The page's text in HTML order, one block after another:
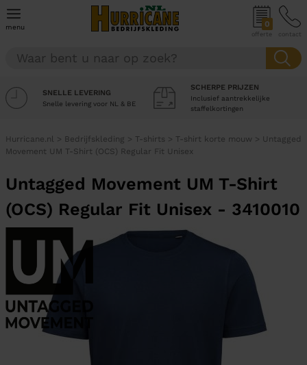
menu 0
offerte contact
SNELLE LEVERING
Snelle levering voor NL & BE
SCHERPE PRIJZEN
Inclusief aantrekkelijke
staffelkortingen
Hurricane.nl > Bedrijfskleding > T-shirts > T-shirt korte mouw > Untagged
Movement UM T-Shirt (OCS) Regular Fit Unisex
Untagged Movement UM T-Shirt
(OCS) Regular Fit Unisex - 3410010